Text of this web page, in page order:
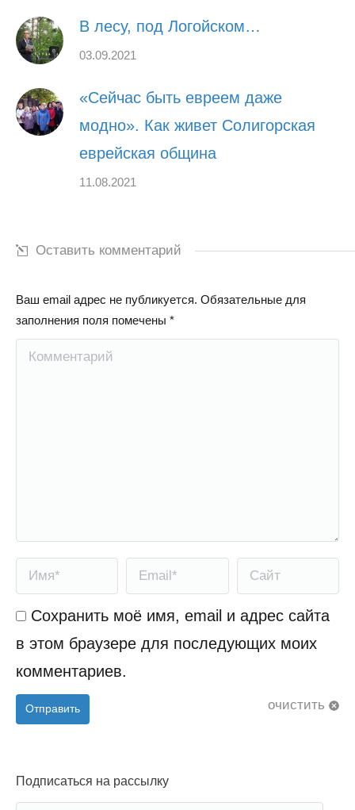
В лесу, под Логойском…
03.09.2021
«Сейчас быть евреем даже
модно». Как живет Солигорская
еврейская община
11.08.2021
Оставить комментарий
Ваш email адрес не публикуется. Обязательные для
заполнения поля помечены *
Комментарий
Имя * Email * Сайт
Сохранить моё имя, email и адрес сайта
в этом браузере для последующих моих
комментариев.
очистить
Отправить
Подписаться на рассылку